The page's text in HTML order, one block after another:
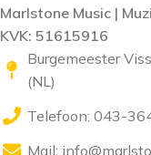
Marlstone Music |
KVK: 51615916
Burgemeester
(NL)
Telefoon: 043-
Mail: